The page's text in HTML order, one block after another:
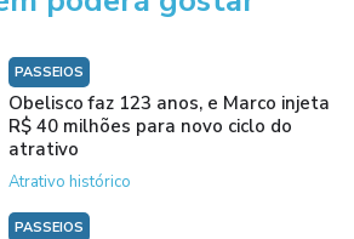
PASSEIOS
Obelisco faz 123 anos, e Marco injeta
R$ 40 milhões para novo ciclo do
atrativo
Atrativo histórico
PASSEIOS